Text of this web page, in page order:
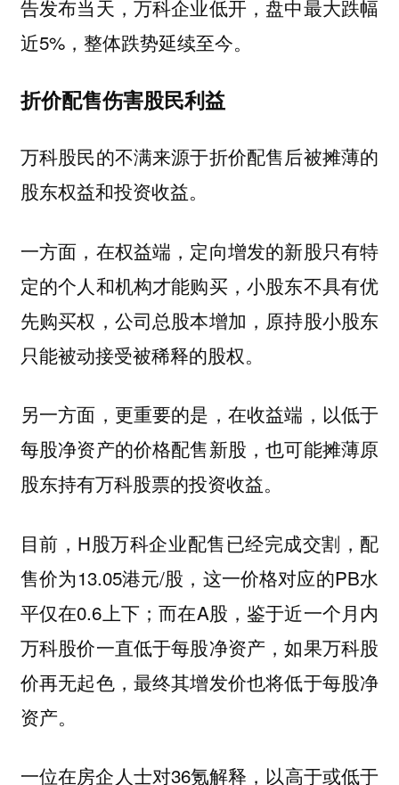
告发布当天，万科企业低开，盘中最大跌幅
近5%，整体跌势延续至今。
折价配售伤害股民利益
万科股民的不满来源于折价配售后被摊薄的
股东权益和投资收益。
一方面，在权益端，定向增发的新股只有特
定的个人和机构才能购买，小股东不具有优
先购买权，公司总股本增加，原持股小股东
只能被动接受被稀释的股权。
另一方面，更重要的是，在收益端， 以低于
每股净资产的价格配售新股，也可能摊薄原
股东持有万科股票的投资收益。
目前，H股万科企业配售已经完成交割，配
售价为13.05港元/股，这一价格对应的PB水
平仅在0.6上下；而在A股，鉴于近一个月内
万科股价一直低于每股净资产，如果万科股
价再无起色，最终其增发价也将低于每股净
资产。
一位在房企人士对36氪解释，以高于或低于